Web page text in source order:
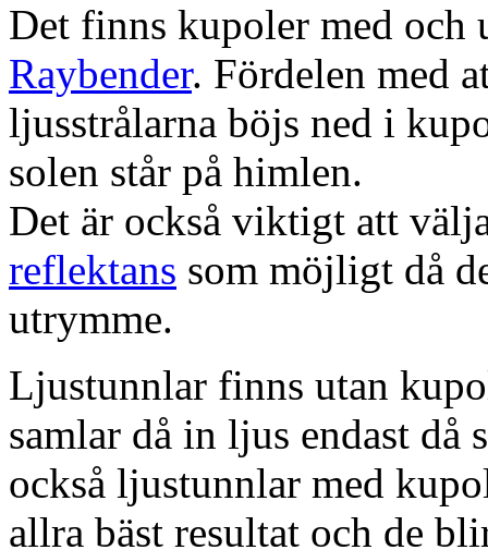
Det finns kupoler med och
Raybender. Fördelen med
ljusstrålarna böjs ned i
solen står på himlen.
Det är också viktigt att
reflektans som möjligt då
utrymme.
Ljustunnlar finns utan
samlar då in ljus endast då
också ljustunnlar med
allra bäst resultat och de